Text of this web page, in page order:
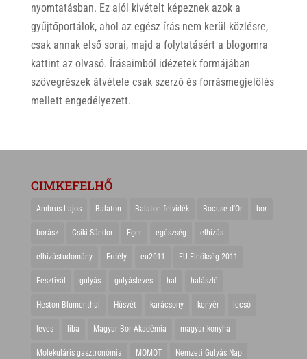
nyomtatásban. Ez alól kivételt képeznek azok a
gyűjtőportálok, ahol az egész írás nem kerül közlésre,
csak annak első sorai, majd a folytatásért a blogomra
kattint az olvasó. Írásaimból idézetek formájában
szövegrészek átvétele csak szerző és forrásmegjelölés
mellett engedélyezett.
CIMKEFELHŐ
Ambrus Lajos Balaton Balaton-felvidék Bocuse d'Or bor
borász Csíki Sándor Eger egészség elhízás
elhízástudomány Erdély eu2011 EU Elnökség 2011
Fesztivál gulyás gulyásleves hal halászlé
Heston Blumenthal Húsvét karácsony kenyér lecsó
leves liba Magyar Bor Akadémia magyar konyha
Molekuláris gasztronómia MOMOT Nemzeti Gulyás Nap